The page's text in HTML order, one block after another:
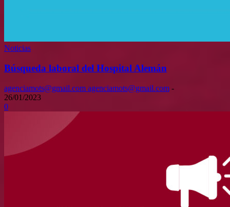
Noticias
Búsqueda laboral del Hospital Alemán
agenciamots@gmail.com agenciamots@gmail.com -
26/01/2023
0